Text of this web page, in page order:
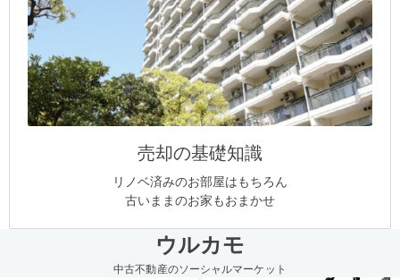
売却の基礎知識
リノベ済みのお部屋はもちろん
古いままのお家もおまかせ
ウルカモ
中古不動産のソーシャルマーケット